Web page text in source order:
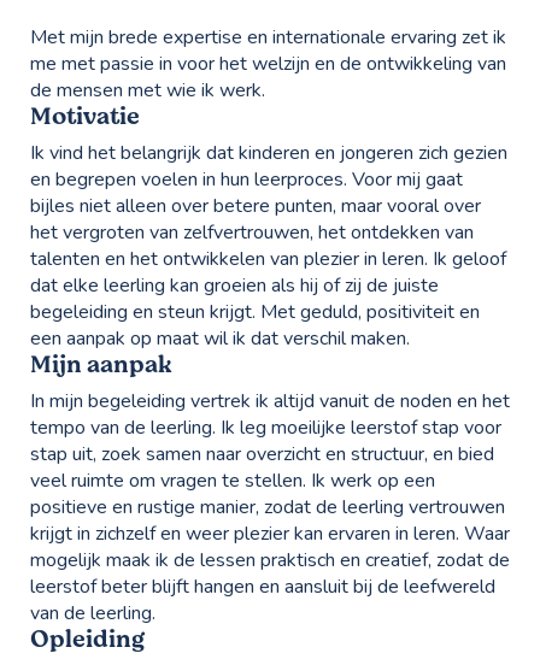
Met mijn brede expertise en internationale ervaring zet ik
me met passie in voor het welzijn en de ontwikkeling van
de mensen met wie ik werk.
Motivatie
Ik vind het belangrijk dat kinderen en jongeren zich gezien
en begrepen voelen in hun leerproces. Voor mij gaat
bijles niet alleen over betere punten, maar vooral over
het vergroten van zelfvertrouwen, het ontdekken van
talenten en het ontwikkelen van plezier in leren. Ik geloof
dat elke leerling kan groeien als hij of zij de juiste
begeleiding en steun krijgt. Met geduld, positiviteit en
een aanpak op maat wil ik dat verschil maken.
Mijn aanpak
In mijn begeleiding vertrek ik altijd vanuit de noden en het
tempo van de leerling. Ik leg moeilijke leerstof stap voor
stap uit, zoek samen naar overzicht en structuur, en bied
veel ruimte om vragen te stellen. Ik werk op een
positieve en rustige manier, zodat de leerling vertrouwen
krijgt in zichzelf en weer plezier kan ervaren in leren. Waar
mogelijk maak ik de lessen praktisch en creatief, zodat de
leerstof beter blijft hangen en aansluit bij de leefwereld
van de leerling.
Opleiding